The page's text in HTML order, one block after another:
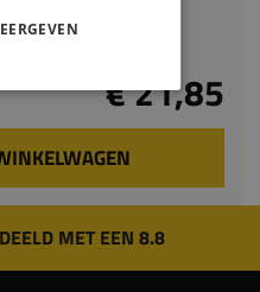
€ 21,85
MET EEN 8.8